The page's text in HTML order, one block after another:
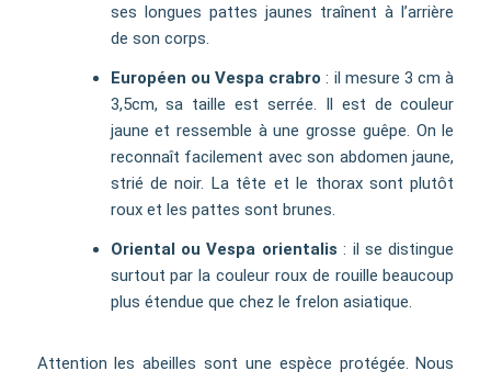
ses longues pattes jaunes traînent à l’arrière
de son corps.
Européen ou Vespa crabro : il mesure 3 cm à
3,5cm, sa taille est serrée. Il est de couleur
jaune et ressemble à une grosse guêpe. On le
reconnaît facilement avec son abdomen jaune,
strié de noir. La tête et le thorax sont plutôt
roux et les pattes sont brunes.
Oriental ou Vespa orientalis : il se distingue
surtout par la couleur roux de rouille beaucoup
plus étendue que chez le frelon asiatique.
Attention les abeilles sont une espèce protégée. Nous